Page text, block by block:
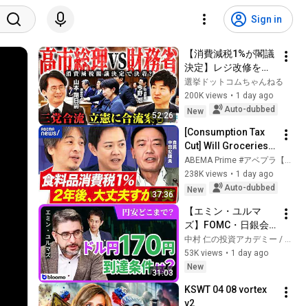
Sign in
52:26
【消費減税1%が閣議
決定】レジ改修を巡
る攻防と自民党内の
激しい葛藤／中道・
立憲・公明の3党合流
の選択肢」とは？
【今野忍×山本期日
前】｜選挙ドットコ
ム
選挙ドットコムちゃんねる
200K views • 1 day ago
New
Auto-dubbed
37:36
[Consumption Tax
Cut] Will Groceries
Get Cheaper with an
8% to 1% Tax Rate?
Can It Really Go
ABEMA Prime #アベプラ【公式】
238K views • 1 day ago
New
Auto-dubbed
31:03
【エミン・ユルマ
ズ】FOMC・日銀会
合、日米金融政策の
行方は?ドル円170円
の条件と金利上昇局
53K views • 1 day ago
New
KSWT 04 08 vortex
v2